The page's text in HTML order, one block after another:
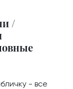
/
- все